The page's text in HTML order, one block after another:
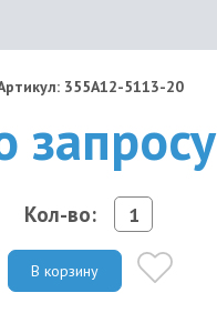
355A12-5113-20
запросу
Кол-во:
В корзину